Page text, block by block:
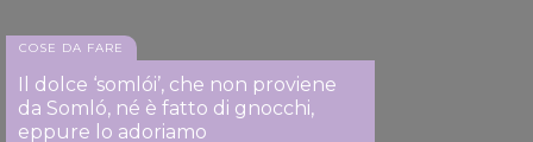
COSE DA FARE
Il dolce ‘somlói’, che non proviene
da Somló, né è fatto di gnocchi,
eppure lo adoriamo